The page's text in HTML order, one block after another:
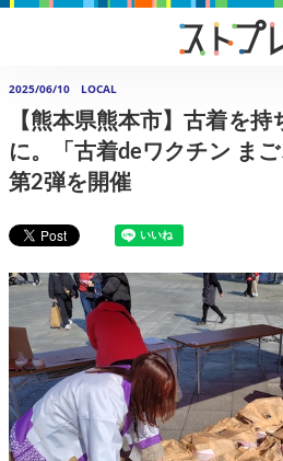
2025/06/10 LOCAL
【熊本県熊本市】古着を
に。「古着deワクチン まご
第2弾を開催